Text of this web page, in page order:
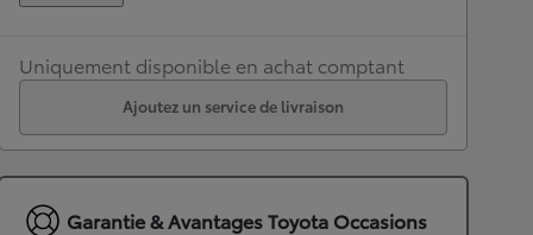
Uniquement disponible en achat comptant
Ajoutez un service de livraison
Garantie & Avantages Toyota Occasions